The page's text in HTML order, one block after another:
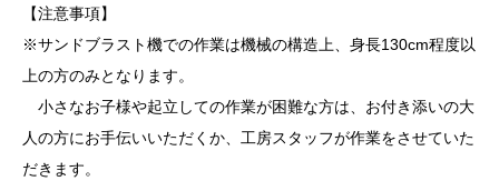
【注意事項】
※サンドブラスト機での作業は機械の構造上、身長130cm程度以
上の方のみとなります。
小さなお子様や起立しての作業が困難な方は、お付き添いの大
人の方にお手伝いいただくか、工房スタッフが作業をさせていた
だきます。